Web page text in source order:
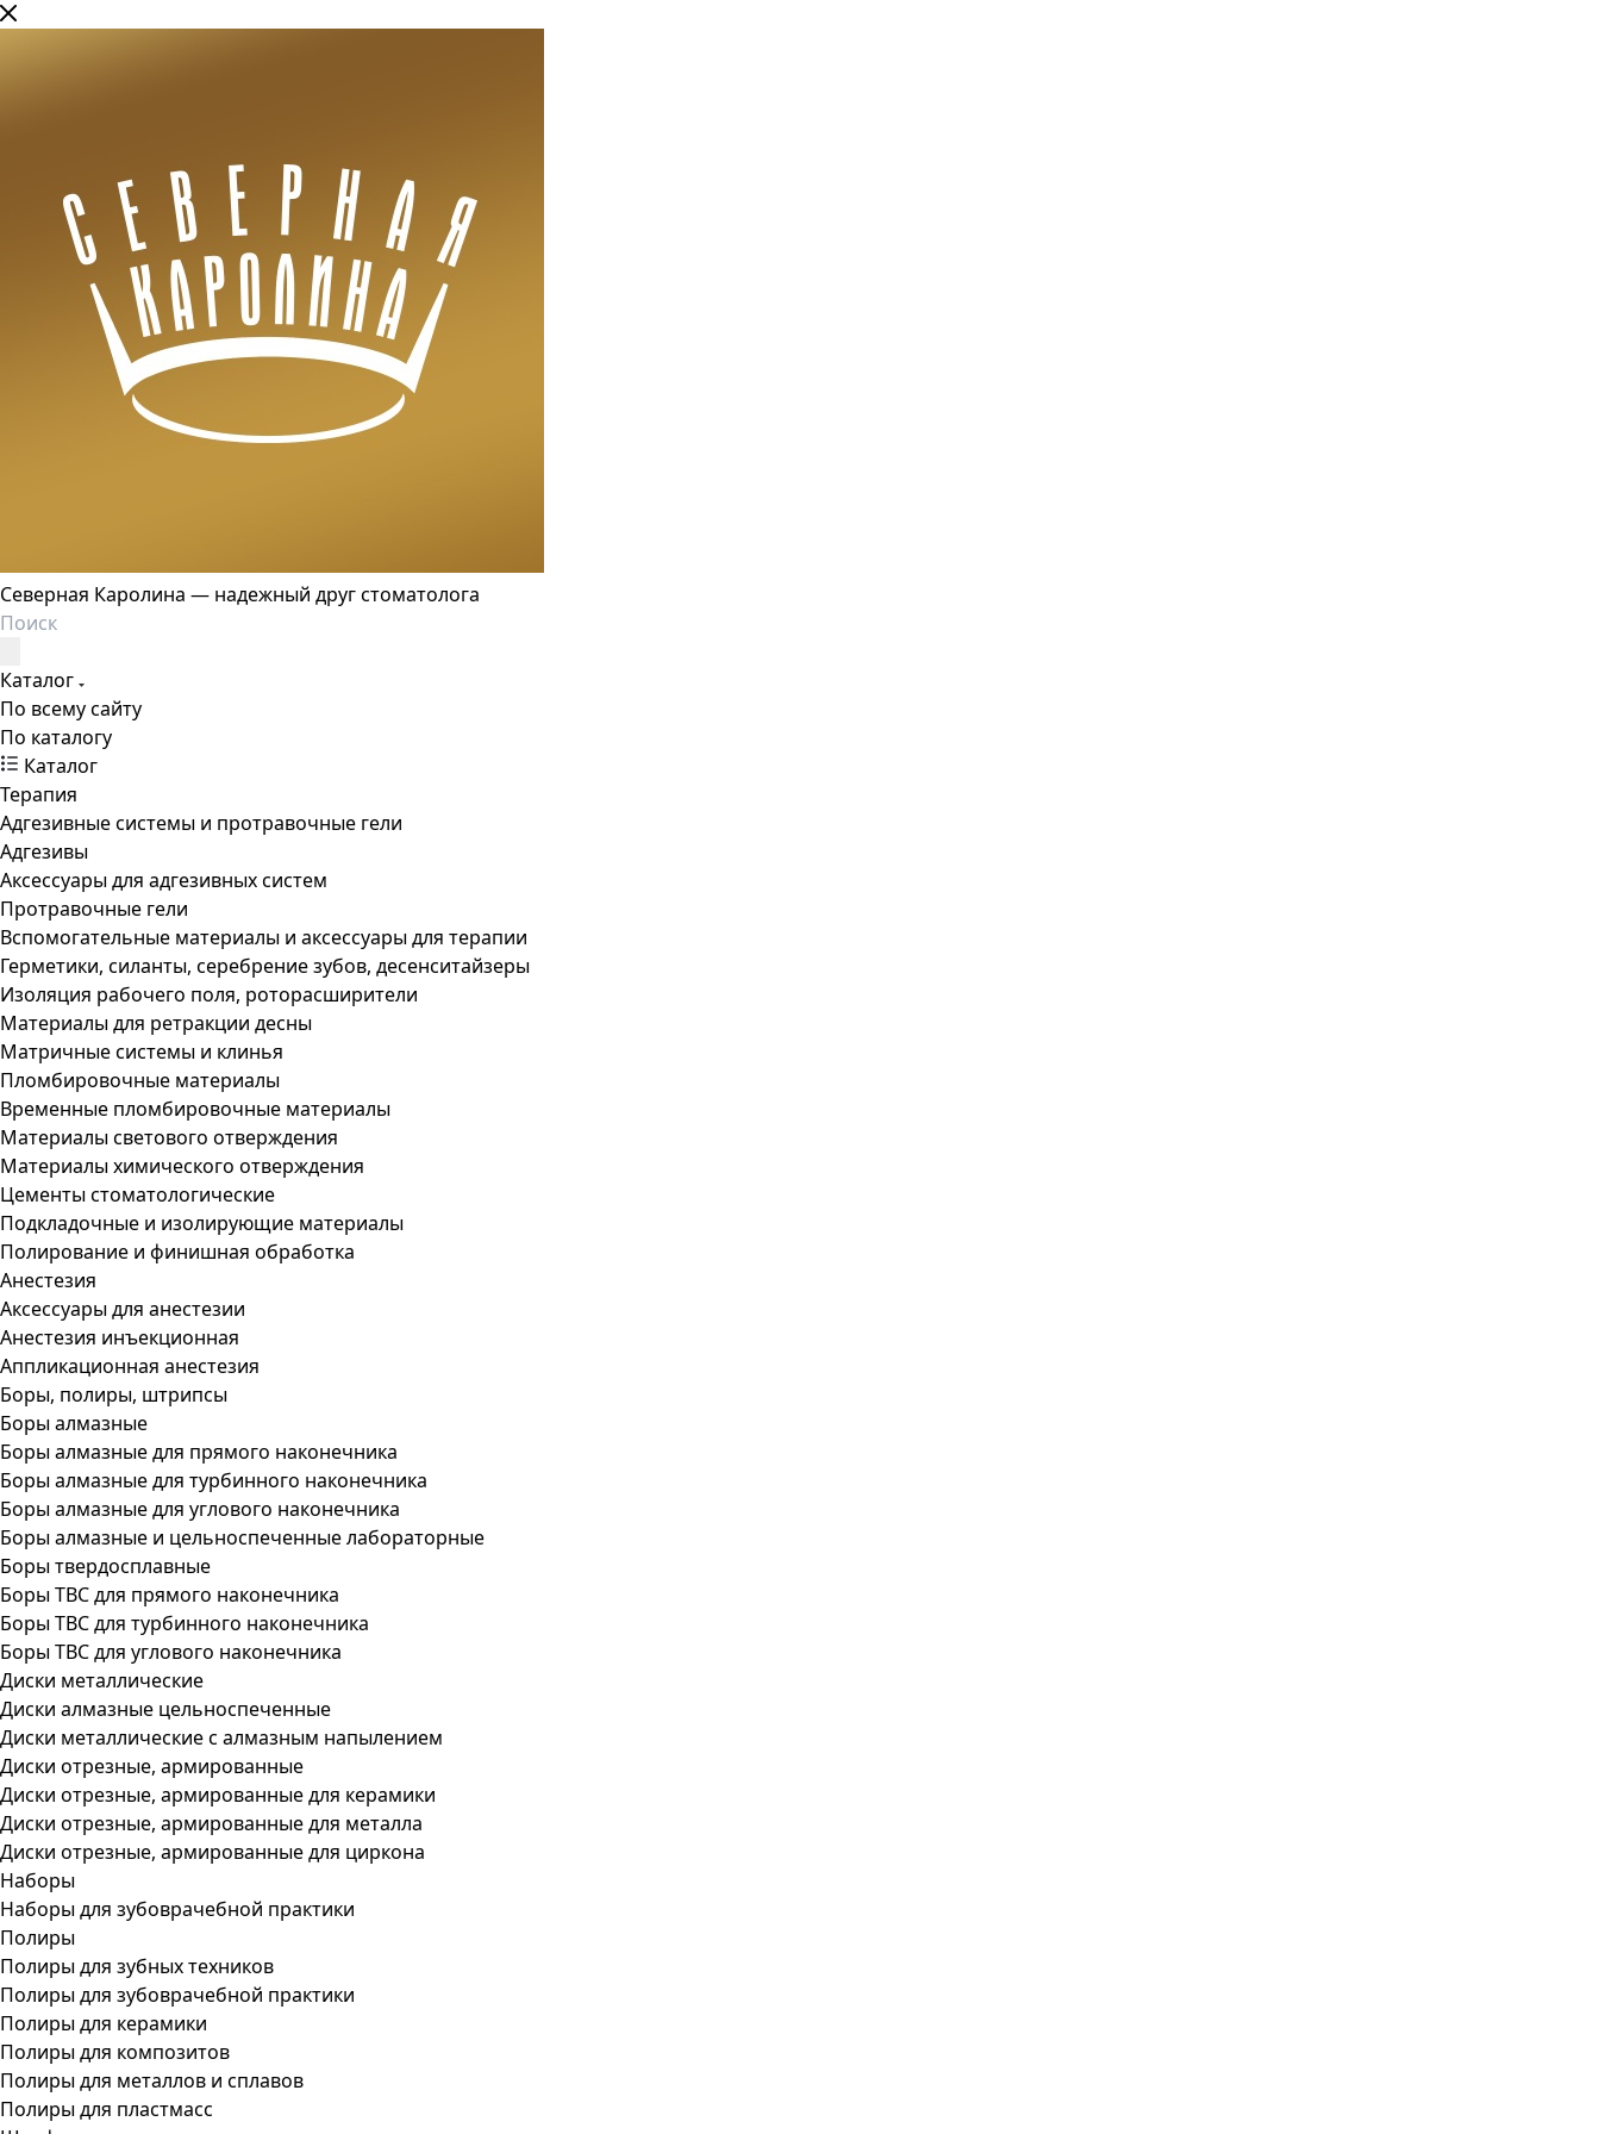
Северная Каролина — надежный друг стоматолога
Каталог
По всему сайту
По каталогу
Каталог
Терапия
Адгезивные системы и протравочные гели
Адгезивы
Аксессуары для адгезивных систем
Протравочные гели
Вспомогательные материалы и аксессуары для терапии
Герметики, силанты, серебрение зубов, десенситайзеры
Изоляция рабочего поля, роторасширители
Материалы для ретракции десны
Матричные системы и клинья
Пломбировочные материалы
Временные пломбировочные материалы
Материалы светового отверждения
Материалы химического отверждения
Цементы стоматологические
Подкладочные и изолирующие материалы
Полирование и финишная обработка
Анестезия
Аксессуары для анестезии
Анестезия инъекционная
Аппликационная анестезия
Боры, полиры, штрипсы
Боры алмазные
Боры алмазные для прямого наконечника
Боры алмазные для турбинного наконечника
Боры алмазные для углового наконечника
Боры алмазные и цельноспеченные лабораторные
Боры твердосплавные
Боры ТВС для прямого наконечника
Боры ТВС для турбинного наконечника
Боры ТВС для углового наконечника
Диски металлические
Диски алмазные цельноспеченные
Диски металлические с алмазным напылением
Диски отрезные, армированные
Диски отрезные, армированные для керамики
Диски отрезные, армированные для металла
Диски отрезные, армированные для циркона
Наборы
Наборы для зубоврачебной практики
Полиры
Полиры для зубных техников
Полиры для зубоврачебной практики
Полиры для керамики
Полиры для композитов
Полиры для металлов и сплавов
Полиры для пластмасс